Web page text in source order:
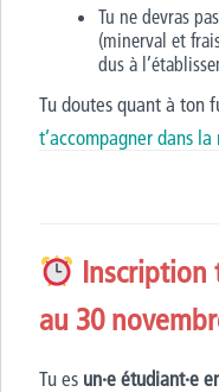
Tu ne devras
(minerval et
dus à
Tu doutes quant à ton
t’accompagner dans
Inscription
au 30
Tu es un·e étudiant·e